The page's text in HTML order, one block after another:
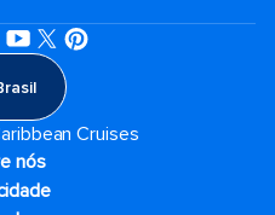
Cruises
nós